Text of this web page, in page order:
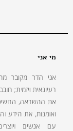
מי אני
אני הדר מקובר
רעיונאית ויזמית;
את ההשראה,
ואומנות, את הידע
עם אנשים